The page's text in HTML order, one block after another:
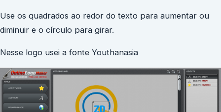
Use os quadrados ao redor do texto para aumentar ou
diminuir e o círculo para girar.
Nesse logo usei a fonte Youthanasia